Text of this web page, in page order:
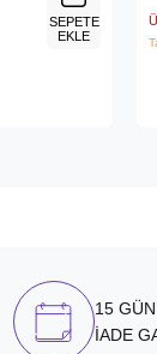
SEPETE
EKLE
15
İADE